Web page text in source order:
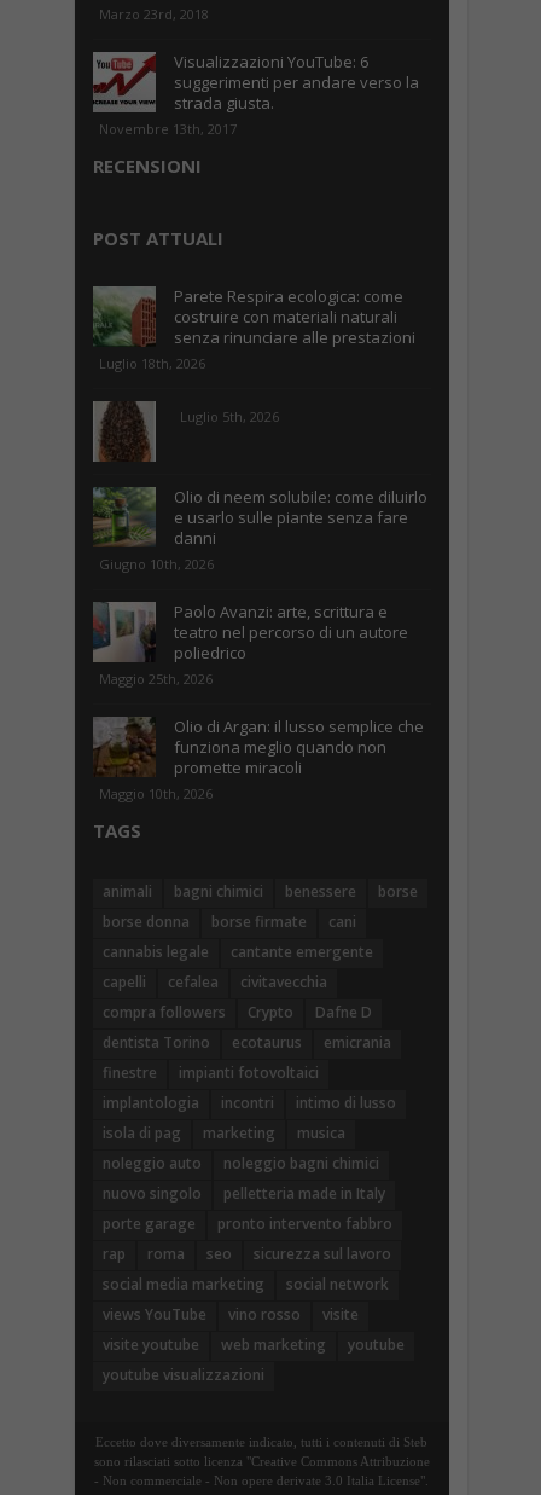
Marzo 23rd, 2018
Visualizzazioni YouTube: 6
suggerimenti per andare verso la
strada giusta.
Novembre 13th, 2017
RECENSIONI
POST ATTUALI
Parete Respira ecologica: come
costruire con materiali naturali
senza rinunciare alle prestazioni
Luglio 18th, 2026
Luglio 5th, 2026
Olio di neem solubile: come diluirlo
e usarlo sulle piante senza fare
danni
Giugno 10th, 2026
Paolo Avanzi: arte, scrittura e
teatro nel percorso di un autore
poliedrico
Maggio 25th, 2026
Olio di Argan: il lusso semplice che
funziona meglio quando non
promette miracoli
Maggio 10th, 2026
TAGS
animali bagni chimici benessere
borse
borse donna
borse firmate
cani
cannabis legale
cantante emergente
capelli
cefalea
civitavecchia
compra followers
Crypto
Dafne D
dentista Torino
ecotaurus
emicrania
finestre
impianti fotovoltaici
implantologia
incontri
intimo di lusso
isola di pag
marketing
musica
noleggio auto
noleggio bagni chimici
nuovo singolo
pelletteria made in Italy
porte garage
pronto intervento fabbro
rap
roma seo
sicurezza sul lavoro
social media marketing
social network
views YouTube
vino rosso
visite
visite youtube
web marketing
youtube
youtube visualizzazioni
Eccetto dove diversamente indicato, tutti i contenuti di Steb
sono rilasciati sotto licenza "Creative Commons Attribuzione
- Non commerciale - Non opere derivate 3.0 Italia License".